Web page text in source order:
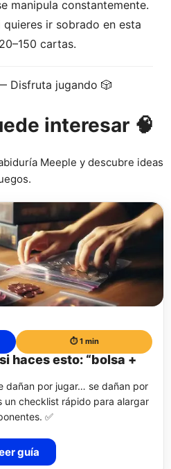
manipula constantemente.
ir sobrado en esta
cartas.
Disfruta jugando 🎲
interesar 🧠
Meeple y descubre ideas
⏱️ 1 min
haces esto: “bolsa +
dañan por jugar… se dañan por
un checklist rápido para alargar
✅
guía